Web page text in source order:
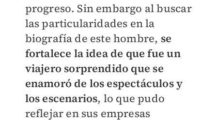
progreso. Sin embargo al buscar
las particularidades en la
biografía de este hombre, se
fortalece la idea de que fue un
viajero sorprendido que se
enamoró de los espectáculos y
los escenarios, lo que pudo
reflejar en sus empresas